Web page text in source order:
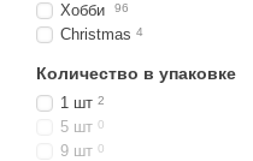
Хобби 96
Christmas 4
Количество в упаковке
1 шт 2
5 шт 0
9 шт 0